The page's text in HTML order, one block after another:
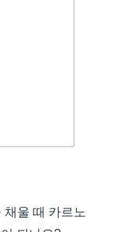
울 때 카르노